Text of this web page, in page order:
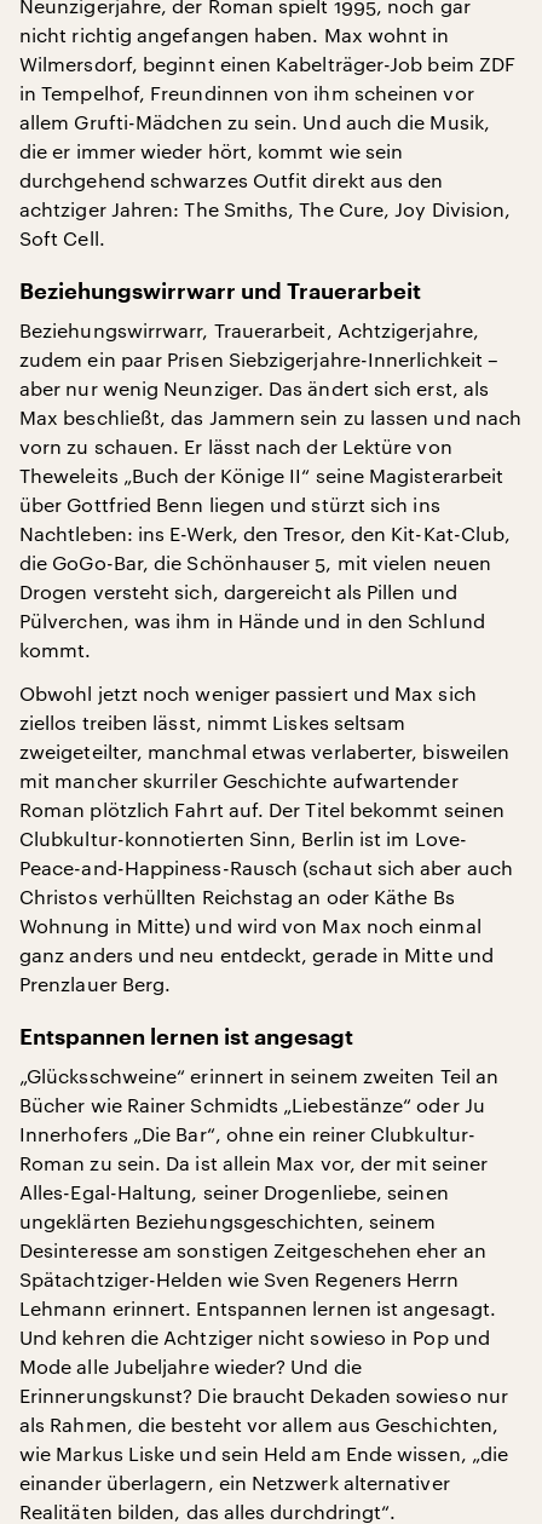
Neunzigerjahre, der Roman spielt 1995, noch gar
nicht richtig angefangen haben. Max wohnt in
Wilmersdorf, beginnt einen Kabelträger-Job beim ZDF
in Tempelhof, Freundinnen von ihm scheinen vor
allem Grufti-Mädchen zu sein. Und auch die Musik,
die er immer wieder hört, kommt wie sein
durchgehend schwarzes Outfit direkt aus den
achtziger Jahren: The Smiths, The Cure, Joy Division,
Soft Cell.
Beziehungswirrwarr und Trauerarbeit
Beziehungswirrwarr, Trauerarbeit, Achtzigerjahre,
zudem ein paar Prisen Siebzigerjahre-Innerlichkeit –
aber nur wenig Neunziger. Das ändert sich erst, als
Max beschließt, das Jammern sein zu lassen und nach
vorn zu schauen. Er lässt nach der Lektüre von
Theweleits „Buch der Könige II“ seine Magisterarbeit
über Gottfried Benn liegen und stürzt sich ins
Nachtleben: ins E-Werk, den Tresor, den Kit-Kat-Club,
die GoGo-Bar, die Schönhauser 5, mit vielen neuen
Drogen versteht sich, dargereicht als Pillen und
Pülverchen, was ihm in Hände und in den Schlund
kommt.
Obwohl jetzt noch weniger passiert und Max sich
ziellos treiben lässt, nimmt Liskes seltsam
zweigeteilter, manchmal etwas verlaberter, bisweilen
mit mancher skurriler Geschichte aufwartender
Roman plötzlich Fahrt auf. Der Titel bekommt seinen
Clubkultur-konnotierten Sinn, Berlin ist im Love-
Peace-and-Happiness-Rausch (schaut sich aber auch
Christos verhüllten Reichstag an oder Käthe Bs
Wohnung in Mitte) und wird von Max noch einmal
ganz anders und neu entdeckt, gerade in Mitte und
Prenzlauer Berg.
Entspannen lernen ist angesagt
„Glücksschweine“ erinnert in seinem zweiten Teil an
Bücher wie Rainer Schmidts „Liebestänze“ oder Ju
Innerhofers „Die Bar“, ohne ein reiner Clubkultur-
Roman zu sein. Da ist allein Max vor, der mit seiner
Alles-Egal-Haltung, seiner Drogenliebe, seinen
ungeklärten Beziehungsgeschichten, seinem
Desinteresse am sonstigen Zeitgeschehen eher an
Spätachtziger-Helden wie Sven Regeners Herrn
Lehmann erinnert. Entspannen lernen ist angesagt.
Und kehren die Achtziger nicht sowieso in Pop und
Mode alle Jubeljahre wieder? Und die
Erinnerungskunst? Die braucht Dekaden sowieso nur
als Rahmen, die besteht vor allem aus Geschichten,
wie Markus Liske und sein Held am Ende wissen, „die
einander überlagern, ein Netzwerk alternativer
Realitäten bilden, das alles durchdringt“.